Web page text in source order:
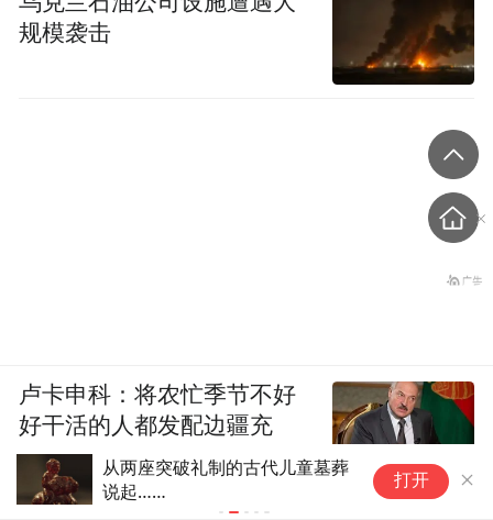
从两座突破礼制的古代儿童墓葬
说起……
打开
规模袭击
卢卡申科：将农忙季节不好
好干活的人都发配边疆充
军！